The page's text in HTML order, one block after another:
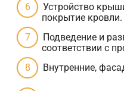
Устройство
покрытие кровли.
Подведение и
соответствии с
Внутренние,